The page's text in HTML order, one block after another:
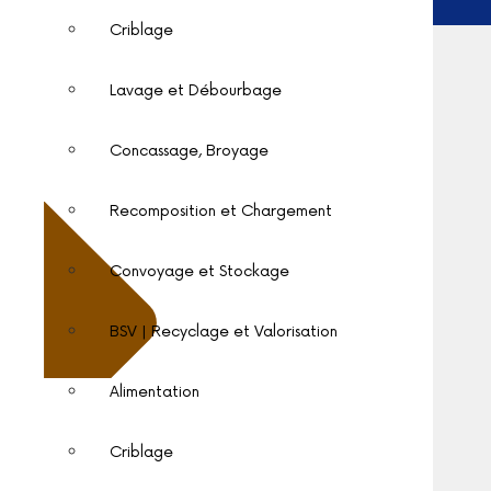
Criblage
Lavage et Débourbage
Concassage, Broyage
Recomposition et Chargement
Convoyage et Stockage
BSV | Recyclage et Valorisation
Alimentation
Criblage
Convoyage et
Stockage
Le convoyage permet l’acheminement
poste à l’autre du circuit. De la